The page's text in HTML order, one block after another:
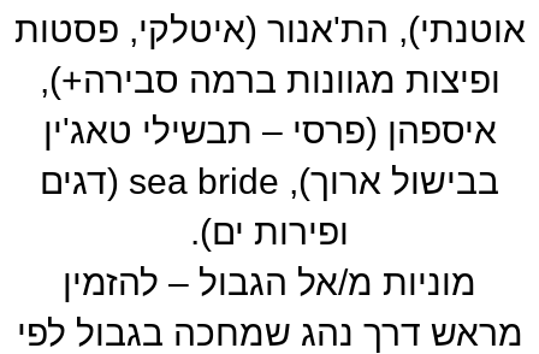
אוטנתי), הת'אנור (איטלקי, פסטות
ופיצות מגוונות ברמה סבירה+),
איספהן (פרסי – תבשילי טאג'ין
בבישול ארוך), sea bride (דגים
ופירות ים).
מוניות מ/אל הגבול – להזמין
מראש דרך נהג שמחכה בגבול לפי